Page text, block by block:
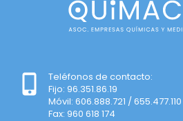
Teléfonos de contacto:
Fijo: 96.351.86.19
Móvil: 606.888.721 / 655.477.110
Fax: 960 618 174